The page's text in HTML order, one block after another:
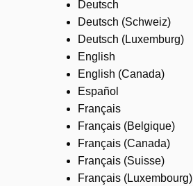
Deutsch
Deutsch (Schweiz)
Deutsch (Luxemburg)
English
English (Canada)
Español
Français
Français (Belgique)
Français (Canada)
Français (Suisse)
Français (Luxembourg)